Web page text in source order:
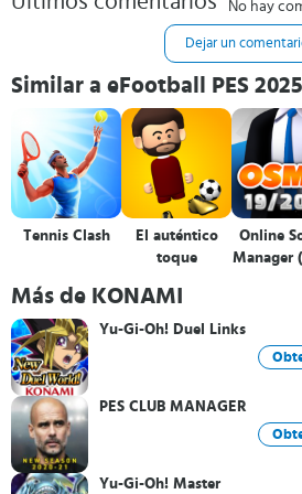
No hay
Dejar un
Similar a eFootball PES 2025
Tennis Clash
El auténtico
toque
Online
Manager
Más de KONAMI
Yu-Gi-Oh! Duel Links
PES CLUB MANAGER
Yu-Gi-Oh! Master